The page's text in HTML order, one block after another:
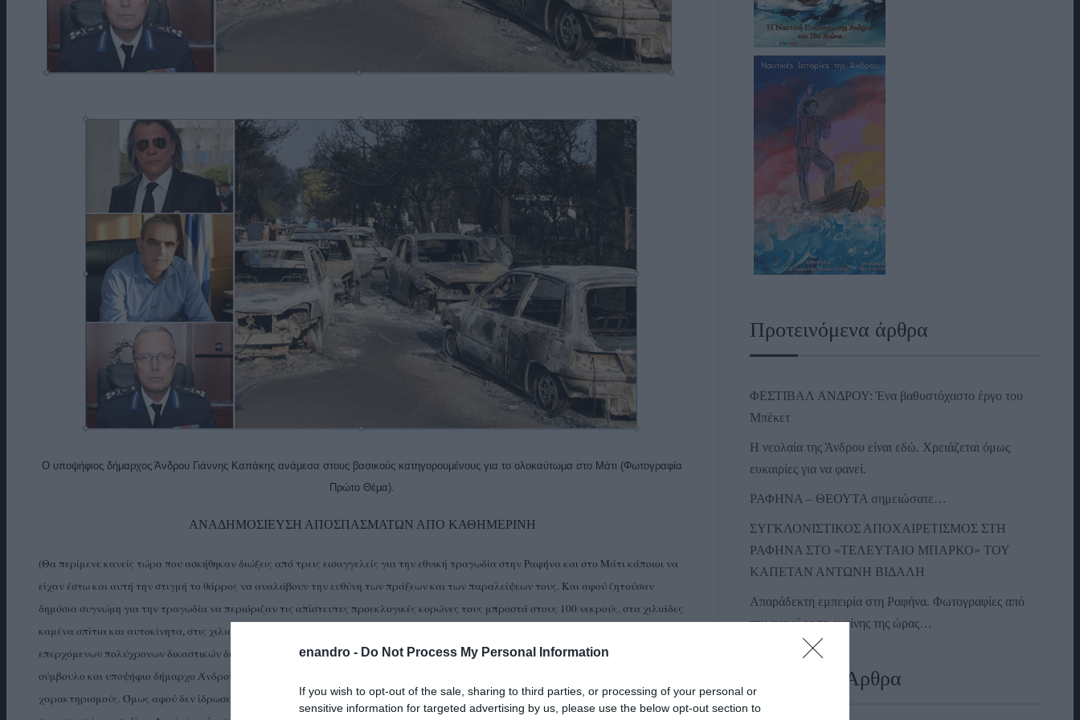
enandro - Do Not Process My Personal Information
If you wish to opt-out of the sale, sharing to third parties, or processing of your personal or
sensitive information for targeted advertising by us, please use the below opt-out section to
Ο υποψήφιος δήμαρχος Άνδρου Γιάννης Καπάκης ανάμεσα στους βασικούς κατηγορουμένους για το ολοκαύτωμα στο Μάτι (Φωτογραφία
Πρώτο Θέμα).
ΑΝΑΔΗΜΟΣΙΕΥΣΗ ΑΠΟΣΠΑΣΜΑΤΩΝ ΑΠΟ ΚΑΘΗΜΕΡΙΝΗ
(Θα περίμενε κανείς τώρα που ασκήθηκαν διώξεις από τρεις εισαγγελείς για την εθνική τραγωδία στην Ραφήνα και στο Μάτι κάποιοι να
είχαν έστω και αυτή την στιγμή το θάρρος να αναλάβουν την ευθύνη των πράξεων και των παραλείψεων τους. Και αφού ζητούσαν
δημόσια συγνώμη για την τραγωδία να περιόριζαν τις απίστευτες προεκλογικές κορώνες τους μπροστά στους 100 νεκρούς, στα χιλιάδες
καμένα σπίτια και αυτοκίνητα, στις χιλιάδες κατεστραμμένες ζωές. Θα περίμενε κανείς να πορεύονταν με σεμνότητα των Γολγοθά των
επερχόμενων πολύχρονων δικαστικών διώξεων που τους αναμένουν σεβόμενοι τα θύματα τους. Ο λόγος για τον Γ. Καπάκη δημοτικό
σύμβουλο και υποψήφιο δήμαρχο Άνδρου, που έχει γράψει προς όσους τόλμησαν και του άσκησαν κριτική απίστευτες ύβρεις και
χαρακτηρισμούς. Όμως αφού δεν ίδρωσε το αυτί του μέχρι τώρα για την τραγωδία μάλλον δεν πρόκειται να ιδρώσει ούτε μετά την
Προτεινόμενα άρθρα
ΦΕΣΤΙΒΑΛ ΑΝΔΡΟΥ: Ένα βαθυστόχαστο έργο του
Μπέκετ
Η νεολαία της Άνδρου είναι εδώ. Χρειάζεται όμως
ευκαιρίες για να φανεί.
ΡΑΦΗΝΑ – ΘΕΟΥΤΑ σημειώσατε…
ΣΥΓΚΛΟΝΙΣΤΙΚΟΣ ΑΠΟΧΑΙΡΕΤΙΣΜΟΣ ΣΤΗ
ΡΑΦΗΝΑ ΣΤΟ «ΤΕΛΕΥΤΑΙΟ ΜΠΑΡΚΟ» ΤΟΥ
ΚΑΠΕΤΑΝ ΑΝΤΩΝΗ ΒΙΔΑΛΗ
Απαράδεκτη εμπειρία στη Ραφήνα. Φωτογραφίες από
την αναχώρηση εκείνης της ώρας…
Πρόσφατα Άρθρα